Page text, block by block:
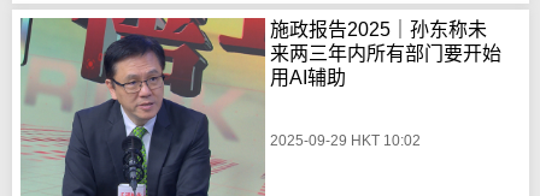
施政报告2025｜孙东称未
来两三年内所有部门要开始
用AI辅助
2025-09-29 HKT 10:02